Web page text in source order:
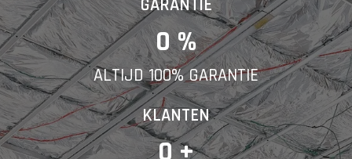
E-mail
Telefoonnummer
GARANTIE
0 %
ALTIJD 100% GARANTIE
KLANTEN